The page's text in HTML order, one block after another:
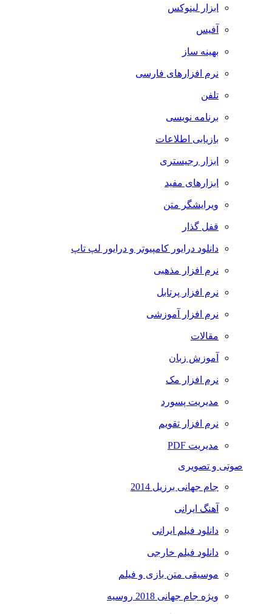
ابزار لینوکس
آفیس
بهینه ساز
نرم افزارهای فارسی
تلفن
برنامه نویسی
بازیابی اطلاعات
ابزار رجیستری
ابزارهای مفید
ویرایشگر متن
قفل گذار
دانلود درایور کامپیوتر و درایور لپ تاپ
نرم افزار مذهبی
نرم افزار پرتابل
نرم افزار آموزشی
مقالات
آموزش زبان
نرم افزار مک
مدیریت پسورد
نرم افزار تقویم
مدیریت PDF
صوتی و تصویری
جام جهانی برزیل 2014
آهنگ ایرانی
دانلود فیلم ایرانی
دانلود فیلم خارجی
موسیقی متن بازی و فیلم
ویژه جام جهانی 2018 روسیه